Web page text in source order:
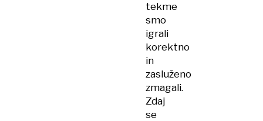
tekme
smo
igrali
korektno
in
zasluženo
zmagali.
Zdaj
se